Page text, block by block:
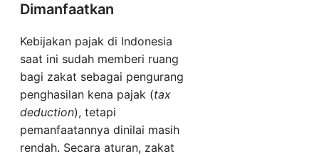
Dimanfaatkan
Kebijakan pajak di Indonesia
saat ini sudah memberi ruang
bagi zakat sebagai pengurang
penghasilan kena pajak (tax
deduction), tetapi
pemanfaatannya dinilai masih
rendah. Secara aturan, zakat